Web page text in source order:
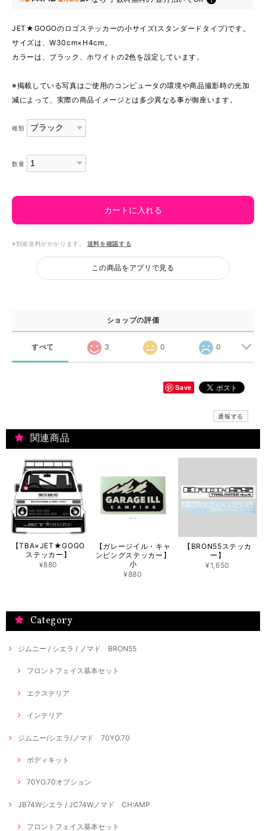
JET★GOGOのロゴステッカーの小サイズ(スタンダードタイプ)です。
サイズは、W30cm×H4cm。
カラーは、ブラック、ホワイトの2色を設定しています。
※掲載している写真はご使用のコンピュータの環境や商品撮影時の光加
減によって、実際の商品イメージとは多少異なる事が御座います。
種類
数量
カートに入れる
※別途送料がかかります。 送料を確認する
この商品をアプリで見る
ショップの評価
すべて 3 0 0
Save
通報する
関連商品
【TBA×JET★GOGO
ステッカー】
¥880
【ガレージイル・キャ
ンピングステッカー】
小
¥880
【BRON55ステッカ
ー】
¥1,650
Category
ジムニー / シエラ / ノマド BRON55
フロントフェイス基本セット
エクステリア
インテリア
ジムニー/シエラ/ノマド 70YO.70
ボディキット
70YO.70オプション
JB74Wシエラ / JC74Wノマド CH:AMP
フロントフェイス基本セット